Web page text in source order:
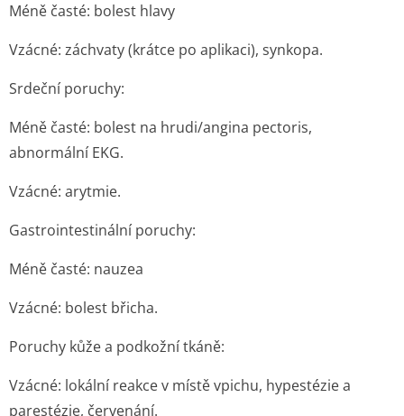
Méně časté: bolest hlavy
Vzácné: záchvaty (krátce po aplikaci), synkopa.
Srdeční poruchy:
Méně časté: bolest na hrudi/angina pectoris,
abnormální EKG.
Vzácné: arytmie.
Gastrointestinální poruchy:
Méně časté: nauzea
Vzácné: bolest břicha.
Poruchy kůže a podkožní tkáně:
Vzácné: lokální reakce v místě vpichu, hypestézie a
parestézie, červenání.